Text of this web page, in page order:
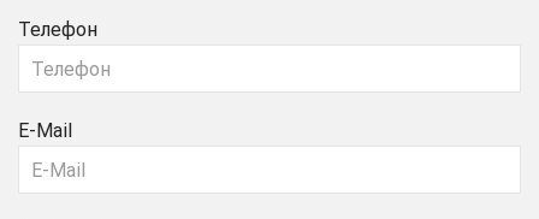
Телефон
E-Mail